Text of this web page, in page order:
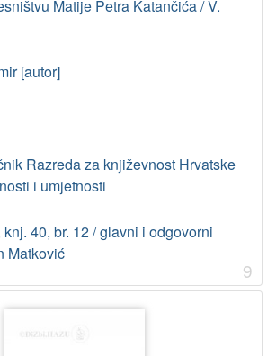
Matije Petra Katančića / V.
[autor]
Razreda za književnost Hrvatske
i umjetnosti
40, br. 12 / glavni i odgovorni
Matković
9